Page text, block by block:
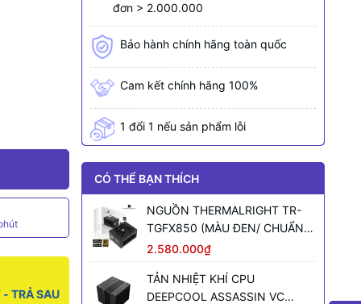
TRẢ SAU
đơn > 2.000.000
Bảo hành chính hãng toàn quốc
Cam kết chính hãng 100%
1 đổi 1 nếu sản phẩm lỗi
CÓ THỂ BẠN THÍCH
NGUỒN THERMALRIGHT TR-
TGFX850 (MÀU ĐEN/ CHUẨN
SFX/ FULL MODULAR/ 850W)
2.580.000₫
TẢN NHIỆT KHÍ CPU
DEEPCOOL ASSASSIN VC